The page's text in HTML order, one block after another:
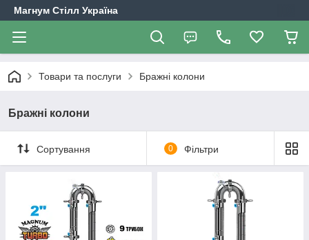
Магнум Стілл Україна
Товари та послуги Бражні колони
Бражні колони
Сортування 0 Фільтри